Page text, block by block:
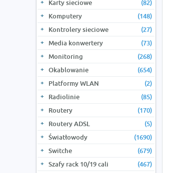
Karty sieciowe
(82)
Komputery
(148)
Kontrolery sieciowe
(27)
Media konwertery
(73)
Monitoring
(268)
Okablowanie
(654)
Platformy WLAN
(2)
Radiolinie
(85)
Routery
(170)
Routery ADSL
(5)
Światłowody
(1690)
Switche
(679)
Szafy rack 10/19 cali
(467)